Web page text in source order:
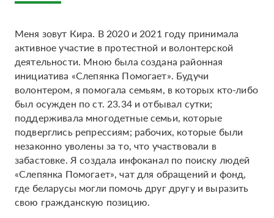
Меня зовут Кира. В 2020 и 2021 году принимала
активное участие в протестной и волонтерской
деятельности. Мною была создана районная
инициатива «‎Слепянка Помогает». Будучи
волонтером, я помогала семьям, в которых кто-либо
был осужден по ст. 23.34 и отбывал сутки;
поддерживала многодетные семьи, которые
подверглись репрессиям; рабочих, которые были
незаконно уволены за то, что участвовали в
забастовке. Я создала инфоканал по поиску людей
«‎Слепянка Помогает», чат для обращений и фонд,
где беларусы могли помочь друг другу и выразить
свою гражданскую позицию.